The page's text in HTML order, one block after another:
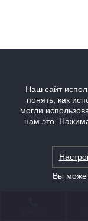
Наш сайт
понять, как
могли
нам это.
Вы